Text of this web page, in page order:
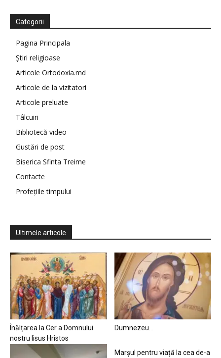
Categorii
Pagina Principala
Știri religioase
Articole Ortodoxia.md
Articole de la vizitatori
Articole preluate
Tâlcuiri
Bibliotecă video
Gustări de post
Biserica Sfinta Treime
Contacte
Profețiile timpului
Ultimele articole
Înălțarea la Cer a Domnului
nostru Iisus Hristos
Dumnezeu…
Marșul pentru viață la cea de-a